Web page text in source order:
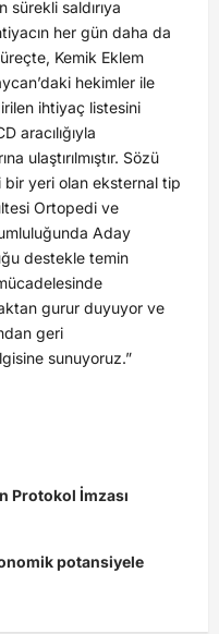
sürekli saldırıya
her gün daha da
Kemik Eklem
hekimler ile
ihtiyaç listesini
aracılığıyla
ulaştırılmıştır. Sözü
yeri olan eksternal tip
Ortopedi ve
Aday
destekle temin
gurur duyuyor ve
geri
sunuyoruz.”
Protokol İmzası
potansiyele